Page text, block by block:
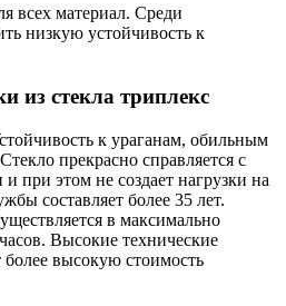
всех материал. Среди
низкую устойчивость к
из стекла триплекс
к ураганам, обильным
прекрасно справляется с
при этом не создает нагрузки на
составляет более 35 лет.
в максимально
Высокие технические
более высокую стоимость